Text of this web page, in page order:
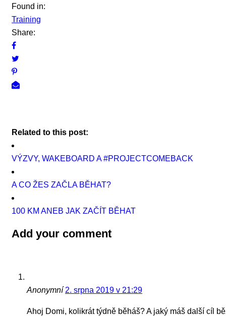
Found in:
Training
Share:
Related to this post:
VÝZVY, WAKEBOARD A #PROJECTCOMEBACK
A CO ŽES ZAČLA BĚHAT?
100 KM ANEB JAK ZAČÍT BĚHAT
Add your comment
Anonymní 2. srpna 2019 v 21:29
Ahoj Domi, kolikrát týdně běháš? A jaký máš další cíl